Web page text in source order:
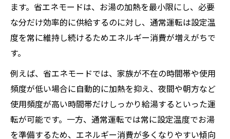
ます。省エネモードは、お湯の加熱を最小限にし、必要
な分だけ効率的に供給するのに対し、通常運転は設定温
度を常に維持し続けるためエネルギー消費が増えがちで
す。
例えば、省エネモードでは、家族が不在の時間帯や使用
頻度が低い場合に自動的に加熱を抑え、夜間や朝方など
使用頻度が高い時間帯だけしっかり給湯するといった運
転が可能です。一方、通常運転では常に設定温度でお湯
を準備するため、エネルギー消費が多くなりやすい傾向